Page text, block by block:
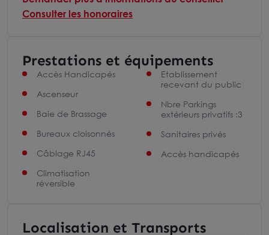
Consulter les honoraires
Prestations et équipements
Accès Handicapés
Ascenseur
Baie de Brassage
Bureaux cloisonnés
Câblage RJ45
Climatisation
réversible
Etablissement
recevant du public
Nbre Parkings
extérieurs privatifs :3
Sanitaires privés
Accès handicapés
Localisation et Transports